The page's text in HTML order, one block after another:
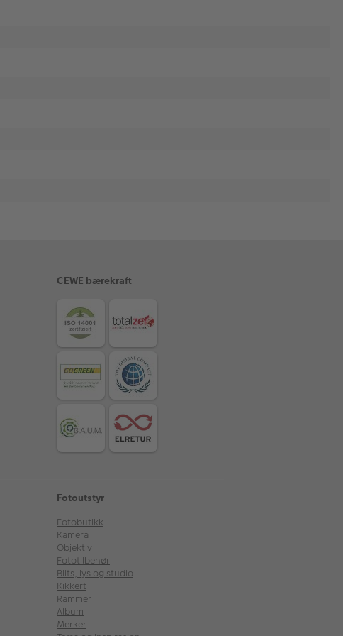
CEWE bærekraft
Fotoutstyr
Fotobutikk
Kamera
Objektiv
Fototilbehør
Blits, lys og studio
Kikkert
Rammer
Album
Merker